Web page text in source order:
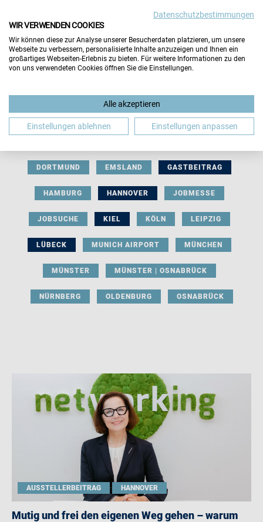
BERUFLICHE ORIENTIERUNG BEWERBUNG
DORTMUND EMSLAND GASTBEITRAG
HAMBURG HANNOVER JOBMESSE
JOBSUCHE KIEL KÖLN LEIPZIG
LÜBECK MUNICH AIRPORT MÜNCHEN
MÜNSTER MÜNSTER | OSNABRÜCK
NÜRNBERG OLDENBURG OSNABRÜCK
AUSSTELLERBEITRAG HANNOVER
Mutig und frei den eigenen Weg gehen – warum
Datenschutzbestimmungen
WIR VERWENDEN COOKIES
Wir können diese zur Analyse unserer Besucherdaten platzieren, um unsere
Webseite zu verbessern, personalisierte Inhalte anzuzeigen und Ihnen ein
großartiges Webseiten-Erlebnis zu bieten. Für weitere Informationen zu den
von uns verwendeten Cookies öffnen Sie die Einstellungen.
Alle akzeptieren
Einstellungen ablehnen Einstellungen anpassen